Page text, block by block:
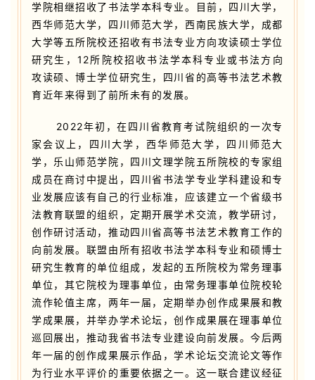
学院相继招收了书法学本科专业。目前，四川大学，
西华师范大学，四川师范大学，西南民族大学，成都
大学等五所院校还招收有书法专业方向攻读硕士学位
研究生，12所院校招收书法学本科专业或书法方向
攻读硕、博士学位研究生，四川省的高等书法艺术教
育近年来得到了前所未有的发展。
2022年初，在四川省教育考试院组织的一次专
家会议上，四川大学，西华师范大学，四川师范大
学，乐山师范学院，四川文理学院五所院校的专家组
成员在商讨中提出，四川省书法学专业学科建设和专
业发展应该有自己的行业标准，应该建立一个省级书
法教育联盟的组织，定期开展学术交流，教学研讨，
创作研讨活动，推动四川省高等书法艺术教育工作的
向前发展。联盟由所有招收书法学本科专业和硕博士
研究生教育的单位组成，发起的五所院校为常务理事
单位，其它院校为理事单位，由常务理事单位院校轮
流作轮值主席，两年一届，定期举办创作成果展和教
学成果展，并举办学术论坛，创作成果展在理事单位
巡回展出，推动我省书法专业建设向前发展。今后两
年一届的创作成果展示作品，学术论坛交流论文等作
为行业水平评价的重要依据之一。这一联合建议经征